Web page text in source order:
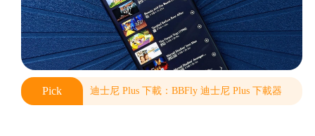
Pick 迪士尼 Plus 下載：BBFly 迪士尼 Plus 下載器